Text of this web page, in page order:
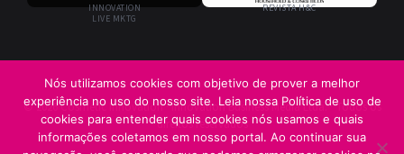
INNOVATION
LIVE MKTG
REVISTA H&C
© 2026 Cosmetic Innovation · Innovation Business Media Ltda. · Todos os
direitos reservados
Nós utilizamos cookies com objetivo de prover a melhor
experiência no uso do nosso site. Leia nossa Política de uso de
cookies para entender quais cookies nós usamos e quais
informações coletamos em nosso portal. Ao continuar sua